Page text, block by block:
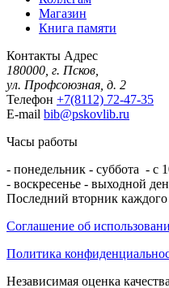
Магазин
Книга памяти
Контакты Адрес
180000, г. Псков,
ул. Профсоюзная, д. 2
Телефон +7(8112) 72-47-35
E-mail bib@pskovlib.ru
Часы работы
- понедельник - суббота - с
- воскресенье - выходной
Последний вторник
Соглашение об
Политика
Независимая оценка